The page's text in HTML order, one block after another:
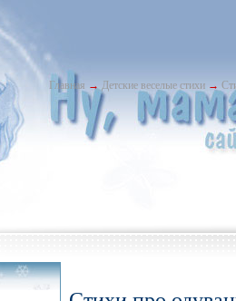
Главная → Детские веселые стихи →